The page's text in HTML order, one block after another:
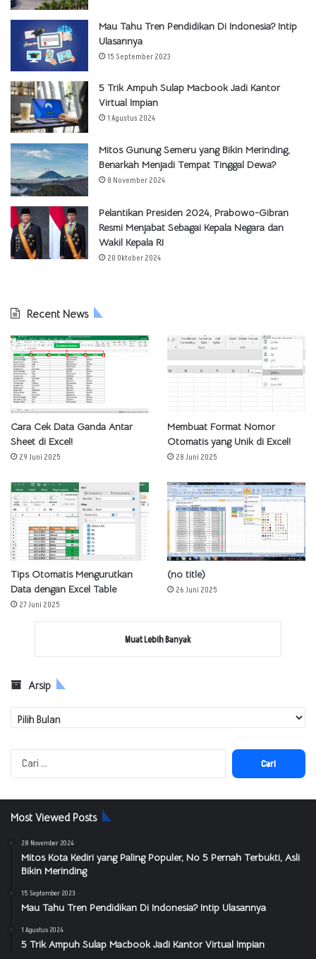
Mau Tahu Tren Pendidikan Di Indonesia? Intip
Ulasannya
15 September 2023
5 Trik Ampuh Sulap Macbook Jadi Kantor
Virtual Impian
1 Agustus 2024
Mitos Gunung Semeru yang Bikin Merinding,
Benarkah Menjadi Tempat Tinggal Dewa?
8 November 2024
Pelantikan Presiden 2024, Prabowo-Gibran
Resmi Menjabat Sebagai Kepala Negara dan
Wakil Kepala RI
20 Oktober 2024
Recent News
Cara Cek Data Ganda Antar
Sheet di Excel!
29 Juni 2025
Membuat Format Nomor
Otomatis yang Unik di Excel!
28 Juni 2025
Tips Otomatis Mengurutkan
Data dengan Excel Table
27 Juni 2025
(no title)
26 Juni 2025
Muat Lebih Banyak
Arsip
Cari
untuk:
Most Viewed Posts
28 November 2024
Mitos Kota Kediri yang Paling Populer, No 5 Pernah Terbukti, Asli
Bikin Merinding
15 September 2023
Mau Tahu Tren Pendidikan Di Indonesia? Intip Ulasannya
1 Agustus 2024
5 Trik Ampuh Sulap Macbook Jadi Kantor Virtual Impian